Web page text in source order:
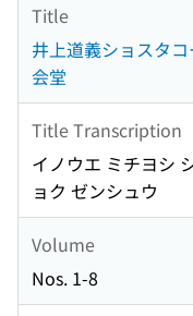
Title
井上道義ショスタ
会堂
Title Transcription
イノウエ ミチヨシ
ョク ゼンシュウ
Volume
Nos. 1-8